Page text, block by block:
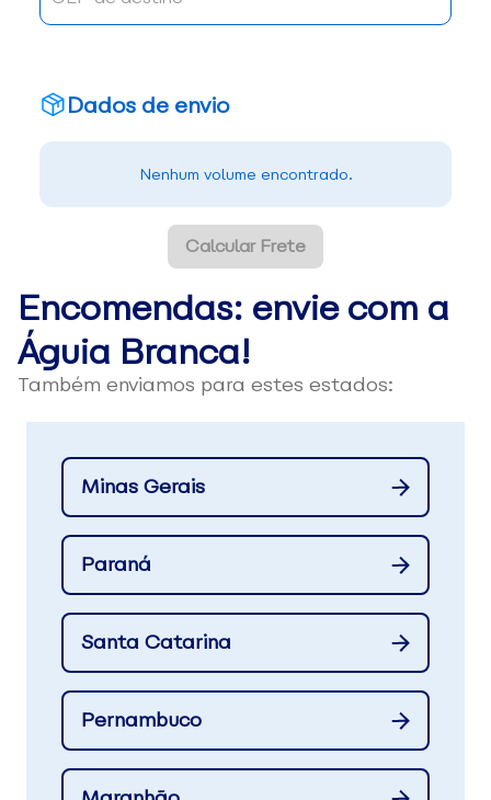
Dados de envio
Nenhum volume encontrado.
Calcular Frete
Encomendas: envie com a
Águia Branca!
Também enviamos para estes estados:
Minas Gerais
Paraná
Santa Catarina
Pernambuco